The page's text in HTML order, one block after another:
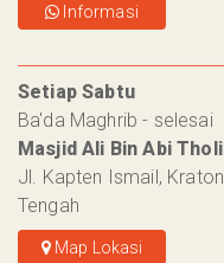
Informasi
Setiap Sabtu
Ba'da Maghrib - selesai
Masjid Ali Bin Abi
Jl. Kapten Ismail,
Tengah
Map Lokasi